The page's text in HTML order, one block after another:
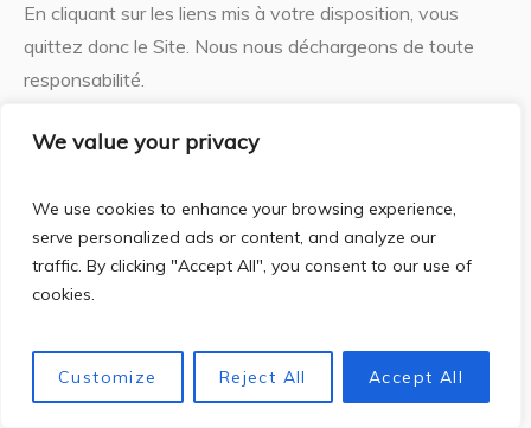
We value your privacy
We use cookies to enhance your browsing experience,
serve personalized ads or content, and analyze our
traffic. By clicking "Accept All", you consent to our use of
cookies.
Customize Reject All Accept All
En cliquant sur les liens mis à votre disposition, vous
quittez donc le Site. Nous nous déchargeons de toute
responsabilité.
Nous attirons votre attention sur l’importance du
s’agissant entre autre de la confidentialité et du
traitement des données à caractère personnel.
k.Violation de la Politique Vie Privée
Nous pouvons communiquer toute information vous
concernant (y compris votre identité) aux autorités